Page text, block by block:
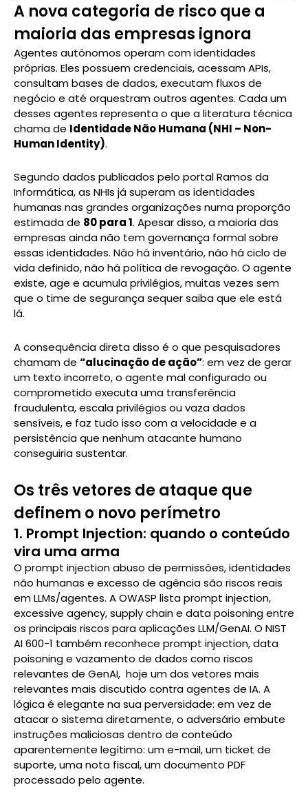
A nova categoria de risco que a
maioria das empresas ignora
Agentes autônomos operam com identidades
próprias. Eles possuem credenciais, acessam APIs,
consultam bases de dados, executam fluxos de
negócio e até orquestram outros agentes. Cada um
desses agentes representa o que a literatura técnica
chama de Identidade Não Humana (NHI – Non-
Human Identity).
Segundo dados publicados pelo portal Ramos da
Informática, as NHIs já superam as identidades
humanas nas grandes organizações numa proporção
estimada de 80 para 1. Apesar disso, a maioria das
empresas ainda não tem governança formal sobre
essas identidades. Não há inventário, não há ciclo de
vida definido, não há política de revogação. O agente
existe, age e acumula privilégios, muitas vezes sem
que o time de segurança sequer saiba que ele está
lá.
A consequência direta disso é o que pesquisadores
chamam de “alucinação de ação”: em vez de gerar
um texto incorreto, o agente mal configurado ou
comprometido executa uma transferência
fraudulenta, escala privilégios ou vaza dados
sensíveis, e faz tudo isso com a velocidade e a
persistência que nenhum atacante humano
conseguiria sustentar.
Os três vetores de ataque que
definem o novo perímetro
1. Prompt Injection: quando o conteúdo
vira uma arma
O prompt injection abuso de permissões, identidades
não humanas e excesso de agência são riscos reais
em LLMs/agentes. A OWASP lista prompt injection,
excessive agency, supply chain e data poisoning entre
os principais riscos para aplicações LLM/GenAI. O NIST
AI 600-1 também reconhece prompt injection, data
poisoning e vazamento de dados como riscos
relevantes de GenAI, hoje um dos vetores mais
relevantes mais discutido contra agentes de IA. A
lógica é elegante na sua perversidade: em vez de
atacar o sistema diretamente, o adversário embute
instruções maliciosas dentro de conteúdo
aparentemente legítimo: um e-mail, um ticket de
suporte, uma nota fiscal, um documento PDF
processado pelo agente.